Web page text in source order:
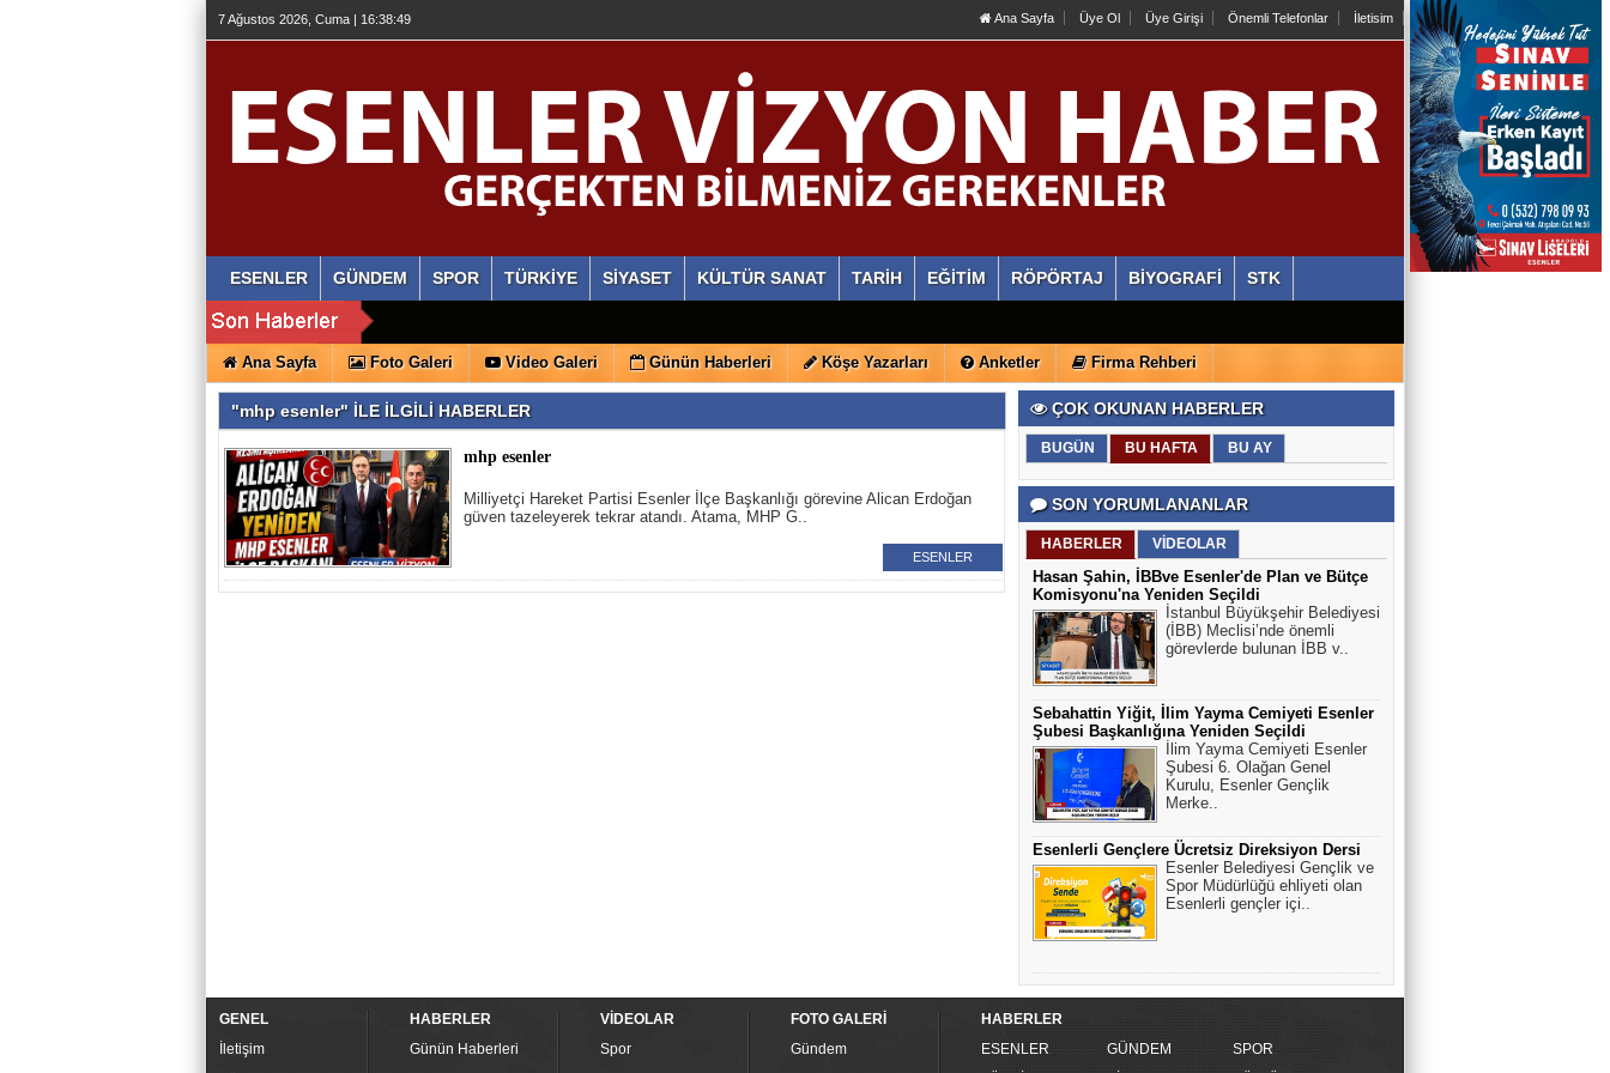
7 Ağustos 2026, Cuma | 16:38:50 Ana Sayfa Üye Ol Üye Girişi Önemli Telefonlar İletisim
ESENLER GÜNDEM SPOR TÜRKİYE SİYASET KÜLTÜR SANAT TARİH EĞİTİM RÖPÖRTAJ BİYOGRAFİ STK
Ana Sayfa Foto Galeri Video Galeri Günün Haberleri Köşe Yazarları Anketler Firma Rehberi
"mhp esenler" İLE İLGİLİ HABERLER
mhp esenler
Milliyetçi Hareket Partisi Esenler İlçe Başkanlığı görevine Alican Erdoğan
güven tazeleyerek tekrar atandı. Atama, MHP G..
ESENLER
ÇOK OKUNAN HABERLER
BUGÜN BU HAFTA BU AY
SON YORUMLANANLAR
HABERLER VİDEOLAR
Hasan Şahin, İBBve Esenler'de Plan ve Bütçe
Komisyonu'na Yeniden Seçildi
İstanbul Büyükşehir Belediyesi
(İBB) Meclisi’nde önemli
görevlerde bulunan İBB v..
Sebahattin Yiğit, İlim Yayma Cemiyeti Esenler
Şubesi Başkanlığına Yeniden Seçildi
İlim Yayma Cemiyeti Esenler
Şubesi 6. Olağan Genel
Kurulu, Esenler Gençlik
Merke..
Esenlerli Gençlere Ücretsiz Direksiyon Dersi
Esenler Belediyesi Gençlik ve
Spor Müdürlüğü ehliyeti olan
Esenlerli gençler içi..
GENEL
İletişim
HABERLER
Günün Haberleri
VİDEOLAR
Spor
FOTO GALERİ
Gündem
HABERLER
ESENLER
GÜNDEM
SPOR